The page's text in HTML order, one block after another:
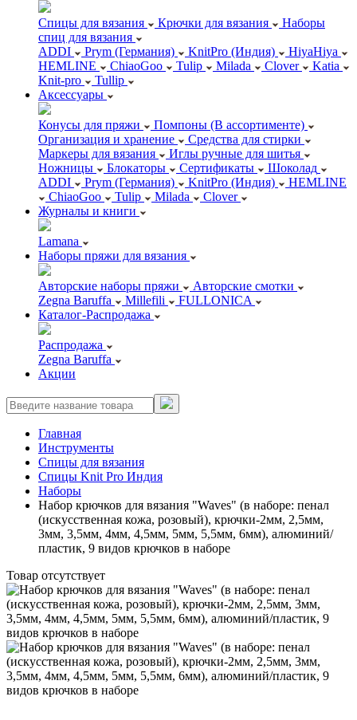
Спицы для вязания Крючки для вязания
Наборы
спиц для вязания
ADDI
Prym (Германия) KnitPro (Индия)
HiyaHiya
HEMLINE
ChiaoGoo Tulip Milada Clover
Katia
Knit-pro
Tullip
Аксессуары
Конусы для пряжи
Помпоны (В ассортименте)
Организация и хранение
Средства для стирки
Маркеры для вязания
Иглы ручные для шитья
Ножницы
Блокаторы Сертификаты
Шоколад
ADDI
Prym (Германия) KnitPro (Индия)
HEMLINE
ChiaoGoo
Tulip Milada
Clover
Журналы и книги
Lamana
Наборы пряжи для вязания
Авторские наборы пряжи
Авторские смотки
Zegna Baruffa
Millefili
FULLONICA
Каталог-Распродажа
Распродажа
Zegna Baruffa
Акции
Главная
Инструменты
Спицы для вязания
Спицы Knit Pro Индия
Наборы
Набор крючков для вязания "Waves" (в наборе: пенал
(искусственная кожа, розовый), крючки-2мм, 2,5мм,
3мм, 3,5мм, 4мм, 4,5мм, 5мм, 5,5мм, 6мм), алюминий/
пластик, 9 видов крючков в наборе
Товар отсутствует